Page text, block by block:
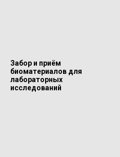
Забор и приём
биоматериалов для
лабораторных
исследований